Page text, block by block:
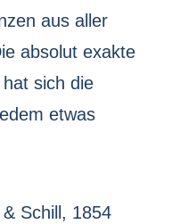
aus aller
absolut exakte
sich die
etwas